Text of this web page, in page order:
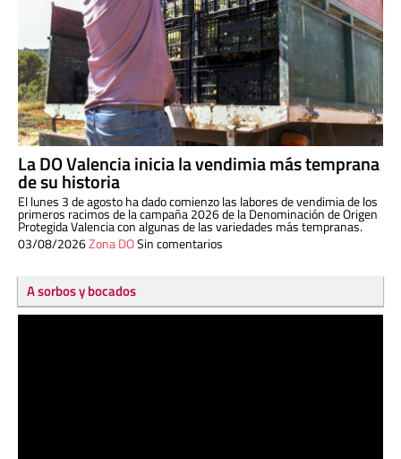
La DO Valencia inicia la vendimia más temprana
de su historia
El lunes 3 de agosto ha dado comienzo las labores de vendimia de los
primeros racimos de la campaña 2026 de la Denominación de Origen
Protegida Valencia con algunas de las variedades más tempranas.
03/08/2026Zona DOSin comentarios
A sorbos y bocados